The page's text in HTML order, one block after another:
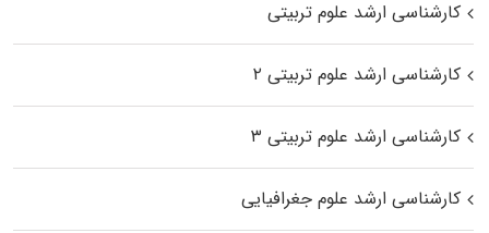
کارشناسی ارشد علوم تربیتی
کارشناسی ارشد علوم تربیتی ۲
کارشناسی ارشد علوم تربیتی ۳
کارشناسی ارشد علوم جغرافیایی